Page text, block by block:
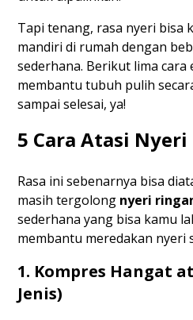
Tapi tenang, rasa nyeri bisa
mandiri di rumah dengan
sederhana. Berikut lima cara
membantu tubuh pulih
sampai selesai, ya!
5 Cara Atasi Nyeri
Rasa ini sebenarnya bisa
masih tergolong nyeri
sederhana yang bisa kamu
membantu meredakan nyeri
1. Kompres Hangat
Jenis)